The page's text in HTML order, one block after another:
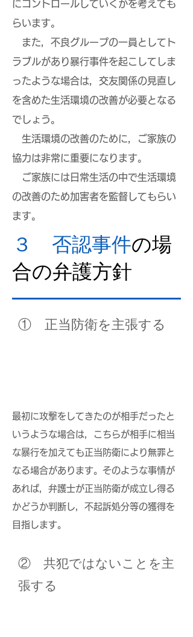
にコントロールしていくかを考えても
らいます。
また，不良グループの一員としてト
ラブルがあり暴行事件を起こしてしま
ったような場合は，交友関係の見直し
を含めた生活環境の改善が必要となる
でしょう。
生活環境の改善のために，ご家族の
協力は非常に重要になります。
ご家族には日常生活の中で生活環境
の改善のため加害者を監督してもらい
ます。
３ 否認事件の場
合の弁護方針
​① 正当防衛を主張する
最初に攻撃をしてきたのが相手だったと
いうような場合は，こちらが相手に相当
な暴行を加えても正当防衛により無罪と
なる場合があります。そのような事情が
あれば，弁護士が正当防衛が成立し得る
かどうか判断し，不起訴処分等の獲得を
目指します。
​② 共犯ではないことを主
張する